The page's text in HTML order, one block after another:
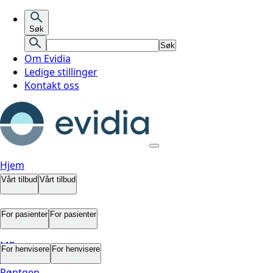
Søk
Søk
Om Evidia
Ledige stillinger
Kontakt oss
Hjem
Vårt tilbud Vårt tilbud
Vårt tilbud
MR
CT
For pasienter For pasienter
For pasienter
For henvisere For henvisere